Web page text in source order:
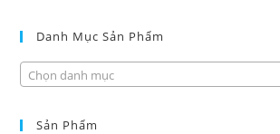
Danh Mục Sản Phẩm
Chọn danh mục
Sản Phẩm